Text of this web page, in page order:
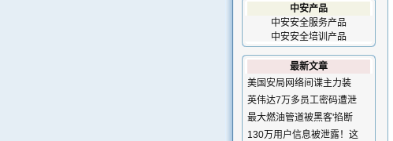
中安产品
中安安全服务产品
中安安全培训产品
最新文章
美国安局网络间谍主力装
英伟达7万多员工密码遭泄
最大燃油管道被黑客'掐断
130万用户信息被泄露！这